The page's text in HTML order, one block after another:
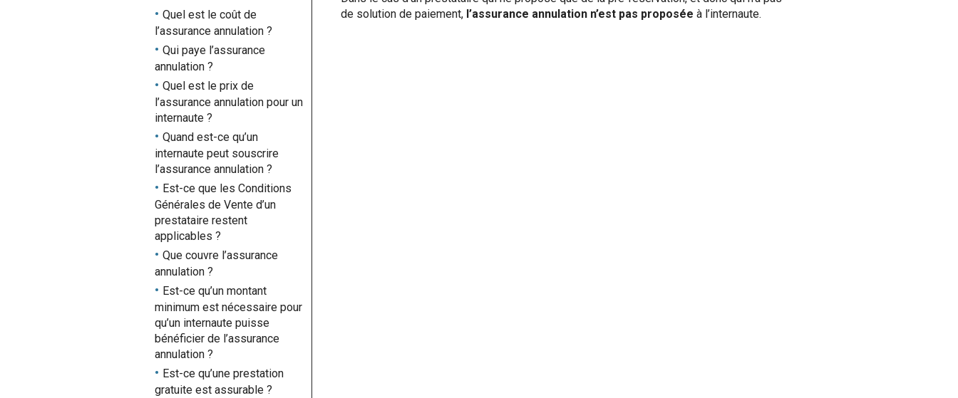
Quel est le coût de
l’assurance annulation ?
Qui paye l’assurance
annulation ?
Quel est le prix de
l’assurance annulation pour un
internaute ?
Quand est-ce qu’un
internaute peut souscrire
l’assurance annulation ?
Est-ce que les Conditions
Générales de Vente d’un
prestataire restent
applicables ?
Que couvre l’assurance
annulation ?
Est-ce qu’un montant
minimum est nécessaire pour
qu’un internaute puisse
bénéficier de l’assurance
annulation ?
Est-ce qu’une prestation
gratuite est assurable ?
de solution de paiement, l’assurance annulation n’est pas proposée à l’internaute.